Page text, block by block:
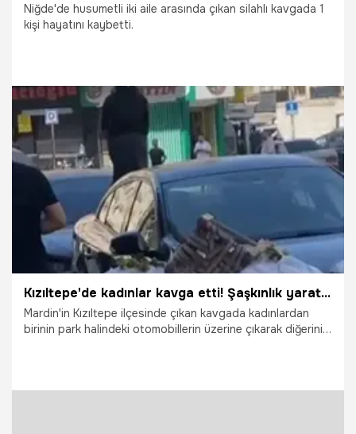
Niğde'de husumetli iki aile arasında çıkan silahlı kavgada 1
kişi hayatını kaybetti.
15.05.2026 Gündem
Kızıltepe'de kadınlar kavga etti! Şaşkınlık yaratan o anlar kamerada
Mardin'in Kızıltepe ilçesinde çıkan kavgada kadınlardan
birinin park halindeki otomobillerin üzerine çıkarak diğerini